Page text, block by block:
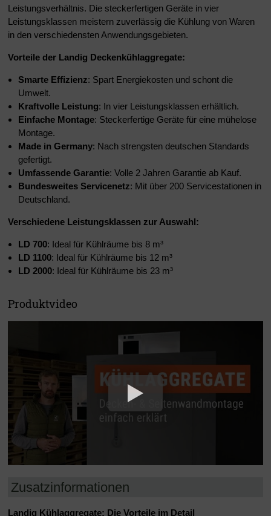
Leistungsverhältnis. Die steckerfertigen Geräte in vier
Leistungsklassen meistern zuverlässig die Kühlung von Waren
in den verschiedensten Anwendungsgebieten.
Vorteile der Landig Deckenkühlaggregate:
Smarte Effizienz: Spart Energiekosten und schont die
Umwelt.
Kraftvolle Leistung: In vier Leistungsklassen erhältlich.
Einfache Montage: Steckerfertige Geräte für eine mühelose
Montage.
Made in Germany: Nach strengsten deutschen Standards
gefertigt.
Umfassende Garantie: Volle 2 Jahren Garantie ab Kauf.
Bundesweites Servicenetz: Mit über 200 Servicestationen in
Deutschland.
Verschiedene Leistungsklassen zur Auswahl:
LD 700: Ideal für Kühlräume bis 8 m³
LD 1100: Ideal für Kühlräume bis 12 m³
LD 2000: Ideal für Kühlräume bis 23 m³
Produktvideo
Zusatzinformationen
Landig Kühlaggregate: Die Vorteile im Detail